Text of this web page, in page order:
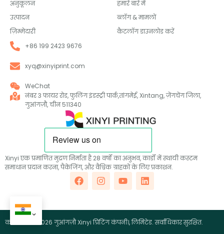
Xinyi एक प्रमाणित मुद्रण निर्माता है 28 वर्षों का अनुभव, कार्डों में स्थायी कस्टम
समाधान प्रदान करना, पैकेजिंग, और वैश्विक ग्राहकों के लिए प्रकाशन.
अनुकूलन
उत्पादन
ज़िम्मेदारी
हमारे बारे में
ब्लॉग & मामलों
कैटलॉग डाउनलोड करें
+86 199 2423 9676
xyq@xinyiprint.com
WeChat
नंबर 3 फायर रोड, फुलिंग इंडस्ट्री पार्क,तांगमेई, Xintang, ज़ेंगचेंग जिला,
गुआंगज़ौ, चीन 511340
कॉपीराइट ©2026 गुआंगज़ौ Xinyi प्रिंटिंग कंपनी।, लिमिटेड. सर्वाधिकार सुरक्षित.